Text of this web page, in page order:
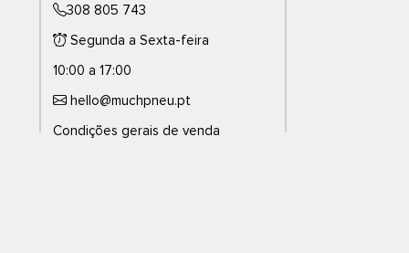
308 805 743
Segunda a Sexta-feira
10:00 a 17:00
hello@muchpneu.pt
Condições gerais de venda